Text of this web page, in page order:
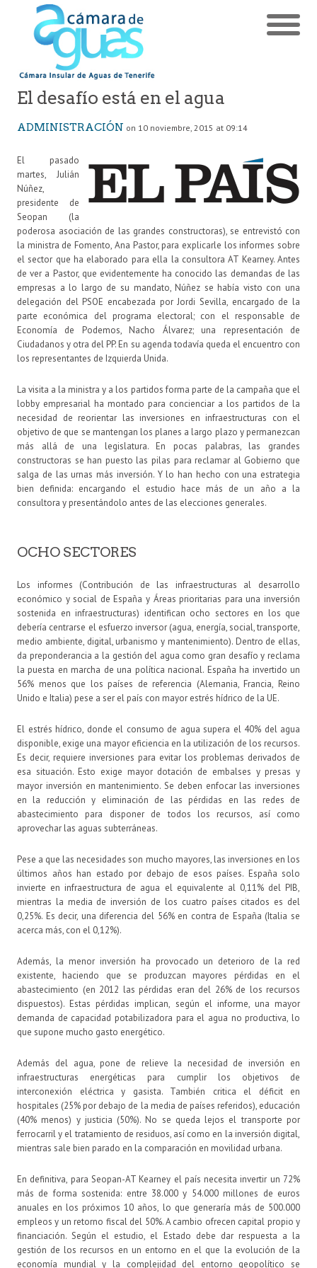
El desafío está en el agua
ADMINISTRACIÓN on 10 noviembre, 2015 at 09:14
El pasado
martes, Julián
Núñez,
presidente de
Seopan (la
poderosa asociación de las grandes constructoras), se entrevistó con
la ministra de Fomento, Ana Pastor, para explicarle los informes sobre
el sector que ha elaborado para ella la consultora AT Kearney. Antes
de ver a Pastor, que evidentemente ha conocido las demandas de las
empresas a lo largo de su mandato, Núñez se había visto con una
delegación del PSOE encabezada por Jordi Sevilla, encargado de la
parte económica del programa electoral; con el responsable de
Economía de Podemos, Nacho Álvarez; una representación de
Ciudadanos y otra del PP. En su agenda todavía queda el encuentro con
los representantes de Izquierda Unida.
La visita a la ministra y a los partidos forma parte de la campaña que el
lobby empresarial ha montado para concienciar a los partidos de la
necesidad de reorientar las inversiones en infraestructuras con el
objetivo de que se mantengan los planes a largo plazo y permanezcan
más allá de una legislatura. En pocas palabras, las grandes
constructoras se han puesto las pilas para reclamar al Gobierno que
salga de las urnas más inversión. Y lo han hecho con una estrategia
bien definida: encargando el estudio hace más de un año a la
consultora y presentándolo antes de las elecciones generales.
OCHO SECTORES
Los informes (Contribución de las infraestructuras al desarrollo
económico y social de España y Áreas prioritarias para una inversión
sostenida en infraestructuras) identifican ocho sectores en los que
debería centrarse el esfuerzo inversor (agua, energía, social, transporte,
medio ambiente, digital, urbanismo y mantenimiento). Dentro de ellas,
da preponderancia a la gestión del agua como gran desafío y reclama
la puesta en marcha de una política nacional. España ha invertido un
56% menos que los países de referencia (Alemania, Francia, Reino
Unido e Italia) pese a ser el país con mayor estrés hídrico de la UE.
El estrés hídrico, donde el consumo de agua supera el 40% del agua
disponible, exige una mayor eficiencia en la utilización de los recursos.
Es decir, requiere inversiones para evitar los problemas derivados de
esa situación. Esto exige mayor dotación de embalses y presas y
mayor inversión en mantenimiento. Se deben enfocar las inversiones
en la reducción y eliminación de las pérdidas en las redes de
abastecimiento para disponer de todos los recursos, así como
aprovechar las aguas subterráneas.
Pese a que las necesidades son mucho mayores, las inversiones en los
últimos años han estado por debajo de esos países. España solo
invierte en infraestructura de agua el equivalente al 0,11% del PIB,
mientras la media de inversión de los cuatro países citados es del
0,25%. Es decir, una diferencia del 56% en contra de España (Italia se
acerca más, con el 0,12%).
Además, la menor inversión ha provocado un deterioro de la red
existente, haciendo que se produzcan mayores pérdidas en el
abastecimiento (en 2012 las pérdidas eran del 26% de los recursos
dispuestos). Estas pérdidas implican, según el informe, una mayor
demanda de capacidad potabilizadora para el agua no productiva, lo
que supone mucho gasto energético.
Además del agua, pone de relieve la necesidad de inversión en
infraestructuras energéticas para cumplir los objetivos de
interconexión eléctrica y gasista. También critica el déficit en
hospitales (25% por debajo de la media de países referidos), educación
(40% menos) y justicia (50%). No se queda lejos el transporte por
ferrocarril y el tratamiento de residuos, así como en la inversión digital,
mientras sale bien parado en la comparación en movilidad urbana.
En definitiva, para Seopan-AT Kearney el país necesita invertir un 72%
más de forma sostenida: entre 38.000 y 54.000 millones de euros
anuales en los próximos 10 años, lo que generaría más de 500.000
empleos y un retorno fiscal del 50%. A cambio ofrecen capital propio y
financiación. Según el estudio, el Estado debe dar respuesta a la
gestión de los recursos en un entorno en el que la evolución de la
economía mundial y la complejidad del entorno geopolítico se